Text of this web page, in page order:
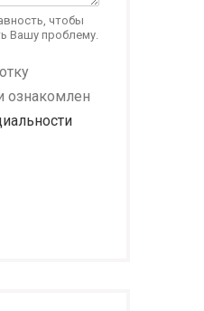
чтобы
Вашу проблему.
ознакомлен